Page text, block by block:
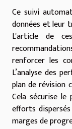
Ce suivi
données et leur
L'article de
renforcer les
L’analyse des
plan de révision
Cela sécurise
efforts
marges de